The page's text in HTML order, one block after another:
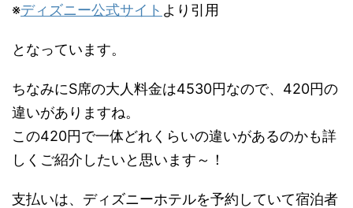
※ディズニー公式サイト より引用
となっています。
ちなみにS席の大人料金は4530円なので、420円の
違いがありますね。
この420円で一体どれくらいの違いがあるのかも詳
しくご紹介したいと思います～！
支払いは、ディズニーホテルを予約していて宿泊者